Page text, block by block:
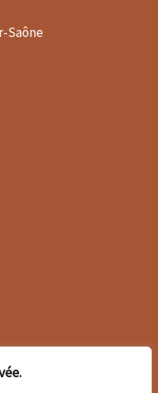
Saône